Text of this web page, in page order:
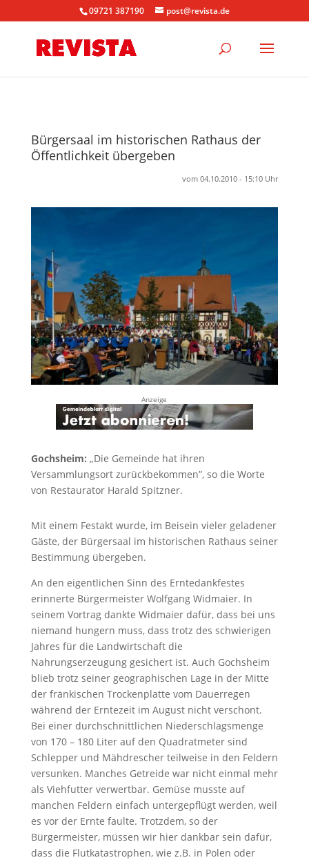
09721 387190 post@revista.de
Bürgersaal im historischen Rathaus der
Öffentlichkeit übergeben
vom 04.10.2010 - 15:10 Uhr
Anzeige
Gochsheim: „Die Gemeinde hat ihren
Versammlungsort zurückbekommen”, so die Worte
von Restaurator Harald Spitzner.
Mit einem Festakt wurde, im Beisein vieler geladener
Gäste, der Bürgersaal im historischen Rathaus seiner
Bestimmung übergeben.
An den eigentlichen Sinn des Erntedankfestes
erinnerte Bürgermeister Wolfgang Widmaier. In
seinem Vortrag dankte Widmaier dafür, dass bei uns
niemand hungern muss, dass trotz des schwierigen
Jahres für die Landwirtschaft die
Nahrungserzeugung gesichert ist. Auch Gochsheim
blieb trotz seiner geographischen Lage in der Mitte
der fränkischen Trockenplatte vom Dauerregen
während der Erntezeit im August nicht verschont.
Bei einer durchschnittlichen Niederschlagsmenge
von 170 – 180 Liter auf den Quadratmeter sind
Schlepper und Mähdrescher teilweise in den Feldern
versunken. Manches Getreide war nicht einmal mehr
als Viehfutter verwertbar. Gemüse musste auf
manchen Feldern einfach untergepflügt werden, weil
es vor der Ernte faulte. Trotzdem, so der
Bürgermeister, müssen wir hier dankbar sein dafür,
dass die Flutkatastrophen, wie z.B. in Polen oder